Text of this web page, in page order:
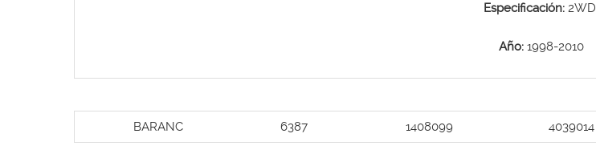
Especificación: 2WD
Año: 1998-2010
BARANC 6387 1408099 4039014